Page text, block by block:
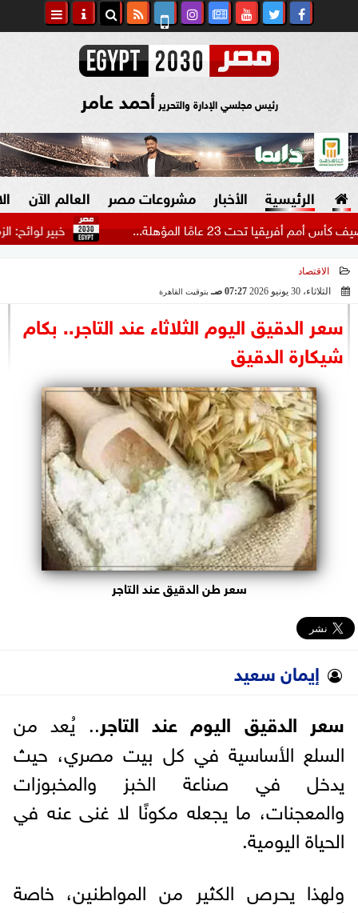
رئيس مجلسي الإدارة والتحرير أحمد عامر
الرئيسية الأخبار
السياسة
الرئاسة
البرلمان
الوزارات
الأحزاب
مشروعات مصر
صنع في مصر
العالم الآن
خبير لوائح: الزمالك 23 عامًا المؤهلة...
الاقتصاد
الثلاثاء، 30 يونيو 2026
07:27 صـ بتوقيت القاهرة
سعر الدقيق اليوم الثلاثاء عند التاجر.. بكام
شيكارة الدقيق
سعر طن الدقيق عند التاجر
إيمان سعيد
سعر الدقيق اليوم عند التاجر.. يُعد من
السلع الأساسية في كل بيت مصري، حيث
يدخل في صناعة الخبز والمخبوزات
والمعجنات، ما يجعله مكونًا لا غنى عنه في
الحياة اليومية.
ولهذا يحرص الكثير من المواطنين، خاصة